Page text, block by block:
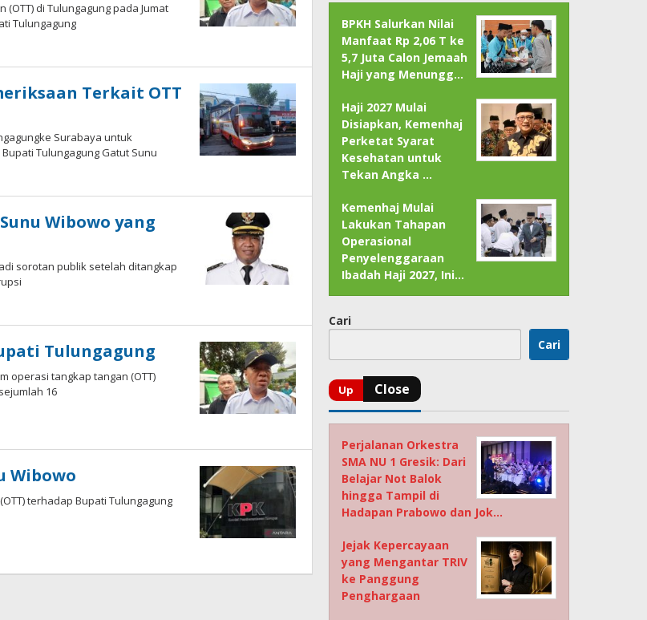
di Tulungagung pada Jumat
Tulungagung
Terkait OTT
Surabaya untuk
Tulungagung Gatut Sunu
Wibowo yang
sorotan publik setelah ditangkap
Tulungagung
operasi tangkap tangan (OTT)
16
Wibowo
terhadap Bupati Tulungagung
BPKH Salurkan Nilai
Manfaat Rp 2,06 T ke
5,7 Juta Calon Jemaah
Haji yang Menungg…
Haji 2027 Mulai
Disiapkan, Kemenhaj
Perketat Syarat
Kesehatan untuk
Tekan Angka …
Kemenhaj Mulai
Lakukan Tahapan
Operasional
Penyelenggaraan
Ibadah Haji 2027, Ini…
Cari
Cari
Perjalanan Orkestra
SMA NU 1 Gresik: Dari
Belajar Not Balok
hingga Tampil di
Hadapan Prabowo dan Jok…
Jejak Kepercayaan
yang Mengantar TRIV
ke Panggung
Penghargaan